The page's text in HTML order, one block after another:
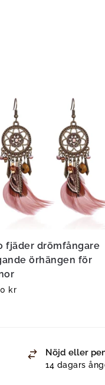
fjäder drömfångare
örhängen för
kr
Nöjd eller
14 dagars